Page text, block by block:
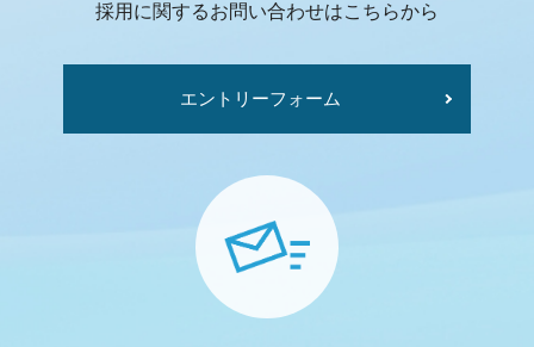
採用に関するお問い合わせはこちらから
エントリーフォーム